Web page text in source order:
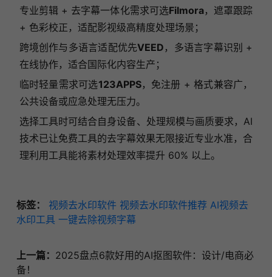
专业剪辑 + 去字幕一体化需求可选Filmora，遮罩跟踪
+ 色彩校正，适配影视级高精度处理场景；
跨境创作与多语言适配优先VEED ，多语言字幕识别 +
在线协作，适合国际化内容生产；
临时轻量需求可选123APPS，免注册 + 格式兼容广，
公共设备或应急处理无压力。
选择工具时可结合自身设备、处理规模与画质要求，AI
技术已让免费工具的去字幕效果无限接近专业水准，合
理利用工具能将素材处理效率提升 60% 以上。
标签： 视频去水印软件 视频去水印软件推荐 AI视频去
水印工具 一键去除视频字幕
上一篇： 2025盘点6款好用的AI抠图软件：设计/电商必
备！